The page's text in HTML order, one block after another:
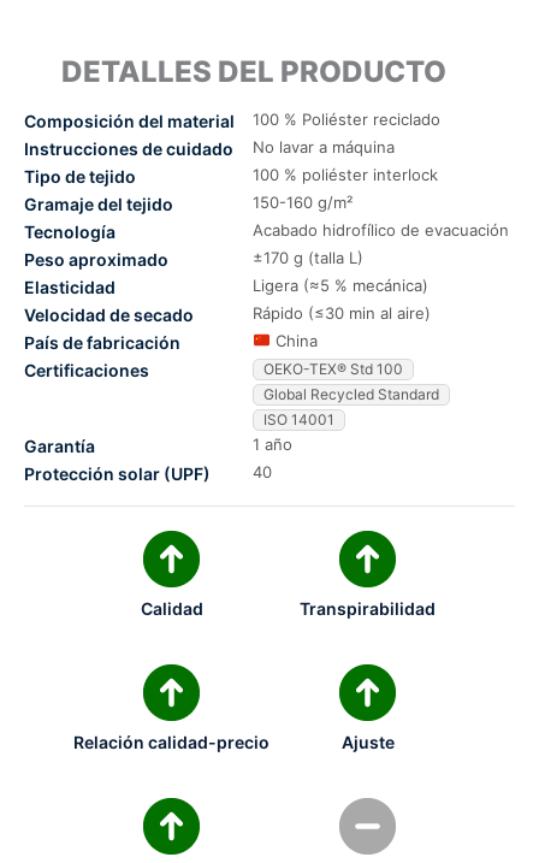
DETALLES DEL PRODUCTO
Composición del material 100 % Poliéster reciclado
Instrucciones de cuidado No lavar a máquina
Tipo de tejido 100 % poliéster interlock
Gramaje del tejido 150-160 g/m²
Tecnología Acabado hidrofílico de evacuación
Peso aproximado ±170 g (talla L)
Elasticidad Ligera (≈5 % mecánica)
Velocidad de secado Rápido (≤30 min al aire)
País de fabricación China
Certificaciones
OEKO-TEX® Std 100
Global Recycled Standard
ISO 14001
Garantía 1 año
Protección solar (UPF) 40
Calidad Transpirabilidad
Relación calidad-precio Ajuste